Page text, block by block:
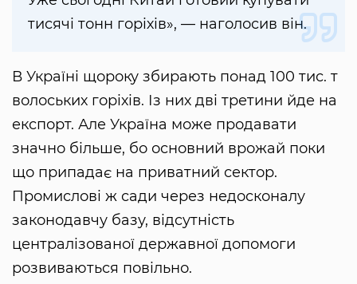
тисячі тонн горіхів», — наголосив він.
В Україні щороку збирають понад 100 тис. т
волоських горіхів. Із них дві третини йде на
експорт. Але Україна може продавати
значно більше, бо основний врожай поки
що припадає на приватний сектор.
Промислові ж сади через недосконалу
законодавчу базу, відсутність
централізованої державної допомоги
розвиваються повільно.